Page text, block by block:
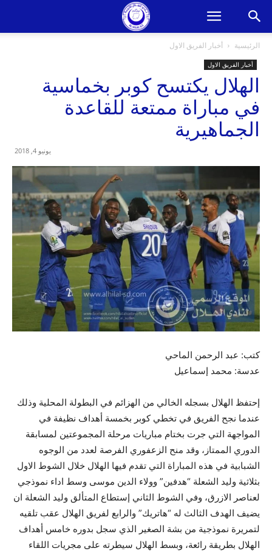
الرئيسية أخبار الفريق الاول
أخبار الفريق الاول
الهلال يكتسح كوبر بخماسية
في مباراة ممتعة للقاعدة
الجماهيرية
يونيو 4, 2018
كتب: عبد الرحمن الماحي
عدسة: محمد إسماعيل
إحتفظ الهلال بسجله الخالي من الهزائم في البطولة المحلية وذلك
عندما نجح الفريق في تخطي كوبر بخمسة أهداف نظيفة في
المواجهة التي جرت بختام مباريات مرحلة المجموعتين لمسابقة
الدوري الممتاز، وقد منح الزعفوري الفرصة لعدد من الوجوه
الشبابية في هذه المباراة التي تقدم فيها الهلال خلال الشوط الاول
بثلاثية وليد الشعلة “هدفين” وولاء الدين موسى وسط اداء نموذجي
لعناصر الازرق، وفي الشوط الثاني إستطاع المتألق وليد الشعلة ان
يضيف الهدف الثالث له “هاتريك” والرابع لفريق الهلال عقب تلقيه
لتمريرة نموذجية من بشة الصغير الذي سجل بدوره خامس أهداف
الهلال بطريقة رائعة، وبسط الهلال سيطرته على مجريات اللقاء